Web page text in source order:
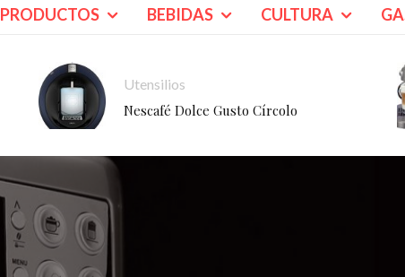
PRODUCTOS BEBIDAS CULTURA
Utensilios
Nescafé Dolce Gusto Círcolo